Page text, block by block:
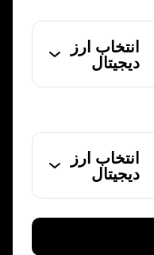
انتخاب ارز
دیجیتال
انتخاب ارز
دیجیتال